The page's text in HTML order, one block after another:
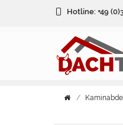
Hotline: +49